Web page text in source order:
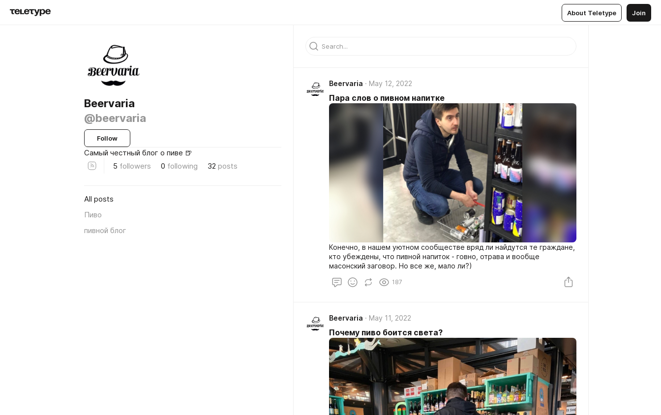
About Teletype Join
Beervaria
@beervaria
Follow
Самый честный блог о пиве 🍺
5 followers 0 following 32 posts
All posts
Пиво
пивной блог
Beervaria May 12, 2022
Пара слов о пивном напитке
Конечно, в нашем уютном сообществе вряд ли найдутся те граждане,
кто убеждены, что пивной напиток - говно, отрава и вообще
масонский заговор. Но все же, мало ли?)
187
Beervaria May 11, 2022
Почему пиво боится света?